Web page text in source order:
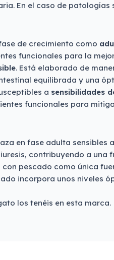
En el caso de patologías
de crecimiento como
funcionales para la
. Está elaborado de
equilibrada y una
a sensibilidades
funcionales para
en fase adulta sensibles a
contribuyendo a una
pescado como única
incorpora unos niveles
los tenéis en esta marca.